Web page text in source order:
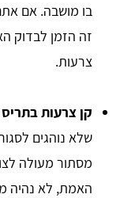
בו מושבה. אם
זה הזמן לבדוק
צרעות.
קן צרעות
שלא נוהגים
מסתור מעולה
האמת, לא נהיה